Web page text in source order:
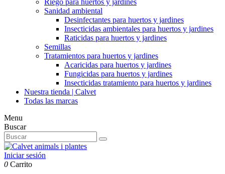
Riego para huertos y jardines
Sanidad ambiental
Desinfectantes para huertos y jardines
Insecticidas ambientales para huertos y jardines
Raticidas para huertos y jardines
Semillas
Tratamientos para huertos y jardines
Acaricidas para huertos y jardines
Fungicidas para huertos y jardines
Insecticidas tratamiento para huertos y jardines
Nuestra tienda | Calvet
Todas las marcas
Menu
Buscar
Iniciar sesión
0 Carrito